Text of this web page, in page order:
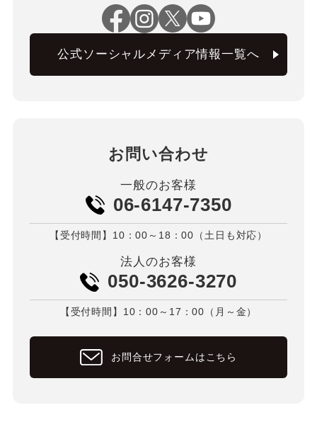
公式ソーシャルメディア情報一覧へ
お問い合わせ
一般のお客様
06-6147-7350
【受付時間】10：00～18：00（土日も対応）
法人のお客様
050-3626-3270
【受付時間】10：00～17：00（月～金）
お問合せフォームはこちら